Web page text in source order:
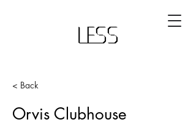
< Back
Orvis Clubhouse